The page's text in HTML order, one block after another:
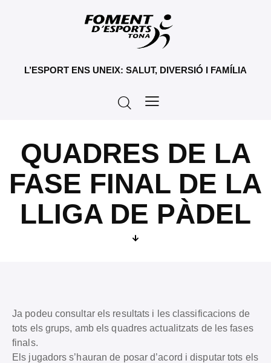
L’ESPORT ENS UNEIX: SALUT, DIVERSIÓ I FAMÍLIA
QUADRES DE LA
FASE FINAL DE LA
LLIGA DE PÀDEL
Ja podeu consultar els resultats i les classificacions de
tots els grups, amb els quadres actualitzats de les fases
finals.
Els jugadors s’hauran de posar d’acord i disputar tots els